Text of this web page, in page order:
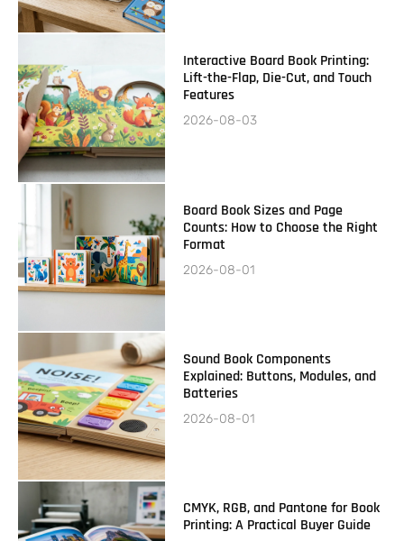
Interactive Board Book Printing:
Lift-the-Flap, Die-Cut, and Touch
Features
2026-08-03
Board Book Sizes and Page
Counts: How to Choose the Right
Format
2026-08-01
Sound Book Components
Explained: Buttons, Modules, and
Batteries
2026-08-01
CMYK, RGB, and Pantone for Book
Printing: A Practical Buyer Guide